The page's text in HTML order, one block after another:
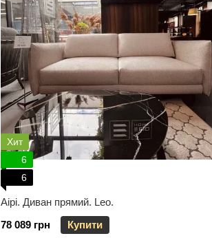
Хит
6
6
Aipi. Диван прямий. Leo.
78 089 грн
Купити